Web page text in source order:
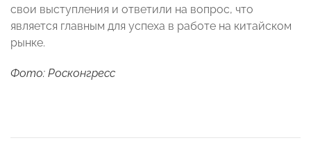
свои выступления и ответили на вопрос, что
является главным для успеха в работе на китайском
рынке.
Фото: Росконгресс